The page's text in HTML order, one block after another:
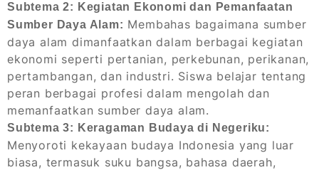
Subtema 2: Kegiatan Ekonomi dan Pemanfaatan
Sumber Daya Alam: Membahas bagaimana sumber
daya alam dimanfaatkan dalam berbagai kegiatan
ekonomi seperti pertanian, perkebunan, perikanan,
pertambangan, dan industri. Siswa belajar tentang
peran berbagai profesi dalam mengolah dan
memanfaatkan sumber daya alam.
Subtema 3: Keragaman Budaya di Negeriku:
Menyoroti kekayaan budaya Indonesia yang luar
biasa, termasuk suku bangsa, bahasa daerah,